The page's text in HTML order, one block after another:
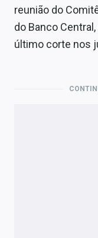
reunião do
do Banco
último corte nos